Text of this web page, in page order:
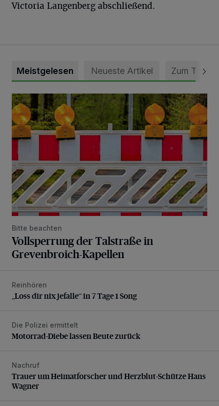
Victoria Langenberg abschließend.
Meistgelesen Neueste Artikel Zum Thema
Vollsperrung der Talstraße in Grevenbroich-Kapellen
Bitte beachten
Vollsperrung der Talstraße in
Grevenbroich-Kapellen
„Loss dir nix jefalle“ in 7 Tage 1 Song
Reinhören
„Loss dir nix jefalle“ in 7 Tage 1 Song
Motorrad-Diebe lassen Beute zurück
Die Polizei ermittelt
Motorrad-Diebe lassen Beute zurück
Trauer um Heimatforscher und Herzblut-Schütze Hans
Nachruf
Trauer um Heimatforscher und Herzblut-Schütze Hans
Wagner